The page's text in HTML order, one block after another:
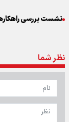
نشست بررسی
نظر شما